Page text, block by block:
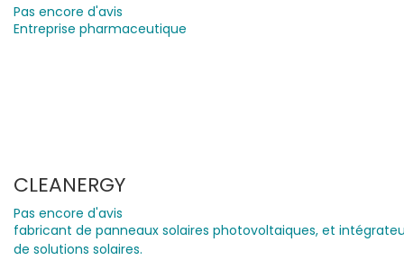
Pas encore d'avis
Entreprise pharmaceutique
CLEANERGY
Pas encore d'avis
fabricant de panneaux solaires photovoltaiques, et
de solutions solaires.